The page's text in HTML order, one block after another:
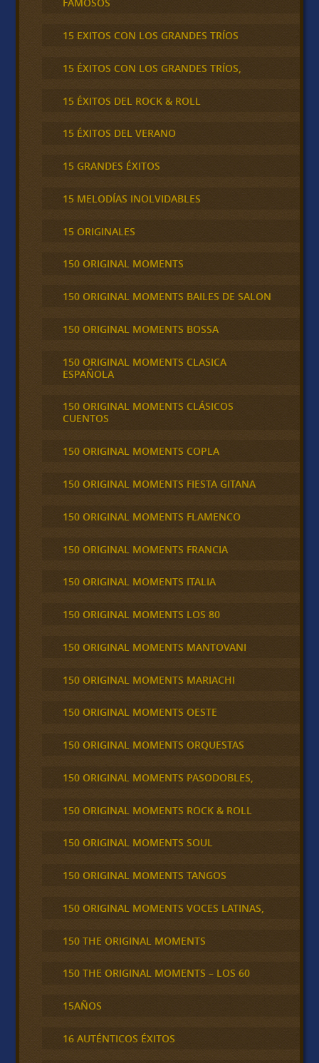
15 EXITOS CON LOS GRANDES TRÍOS
15 ÉXITOS CON LOS GRANDES TRÍOS,
15 ÉXITOS DEL ROCK & ROLL
15 ÉXITOS DEL VERANO
15 GRANDES ÉXITOS
15 MELODÍAS INOLVIDABLES
15 ORIGINALES
150 ORIGINAL MOMENTS
150 ORIGINAL MOMENTS BAILES DE SALON
150 ORIGINAL MOMENTS BOSSA
150 ORIGINAL MOMENTS CLASICA
ESPAÑOLA
150 ORIGINAL MOMENTS CLÁSICOS
CUENTOS
150 ORIGINAL MOMENTS COPLA
150 ORIGINAL MOMENTS FIESTA GITANA
150 ORIGINAL MOMENTS FLAMENCO
150 ORIGINAL MOMENTS FRANCIA
150 ORIGINAL MOMENTS ITALIA
150 ORIGINAL MOMENTS LOS 80
150 ORIGINAL MOMENTS MANTOVANI
150 ORIGINAL MOMENTS MARIACHI
150 ORIGINAL MOMENTS OESTE
150 ORIGINAL MOMENTS ORQUESTAS
150 ORIGINAL MOMENTS PASODOBLES,
150 ORIGINAL MOMENTS ROCK & ROLL
150 ORIGINAL MOMENTS SOUL
150 ORIGINAL MOMENTS TANGOS
150 ORIGINAL MOMENTS VOCES LATINAS,
150 THE ORIGINAL MOMENTS
150 THE ORIGINAL MOMENTS – LOS 60
15AÑOS
16 AUTÉNTICOS ÉXITOS